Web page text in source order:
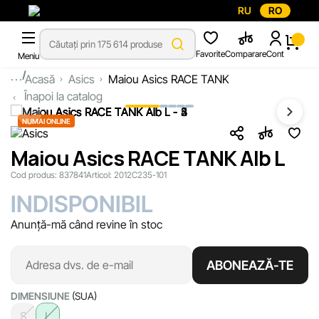
RU RO
Meniu FavoriteComparareCont
...Acasă Asics
Maiou Asics RACE TANK
Înapoi la catalog
NUMAI ONLINE
Maiou Asics RACE TANK Alb L
Cod produs: 837841Articol: 2012C235-101
INDISPONIBIL
Anunță-mă când revine în stoc
ABONEAZĂ-TE
DIMENSIUNE (SUA)
S
L